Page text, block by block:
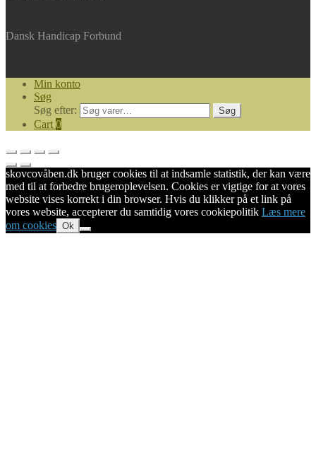
Dansk Handicap Forbund
Min konto
Søg
Søg efter:
Søg
Cart 0
skovcovåben.dk bruger cookies til at indsamle statistik, der kan være
med til at forbedre brugeroplevelsen. Cookies er vigtige for at vores
website vises korrekt i din browser. Hvis du klikker på et link på
vores website, accepterer du samtidig vores cookiepolitik Læs mere
om cookies Ok